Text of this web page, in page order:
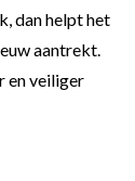
dan helpt het
aantrekt.
en veiliger